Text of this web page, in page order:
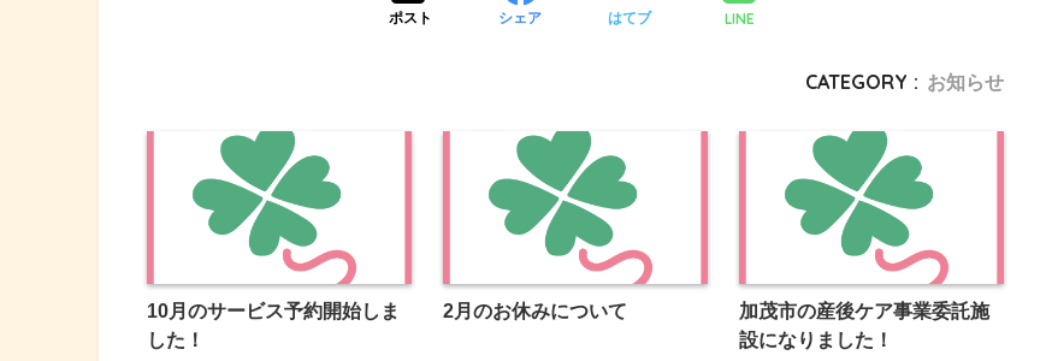
ポスト シェア はてブ LINE
CATEGORY : お知らせ
10月のサービス予約開始しま
した！
2月のお休みについて
加茂市の産後ケア事業委託施
設になりました！